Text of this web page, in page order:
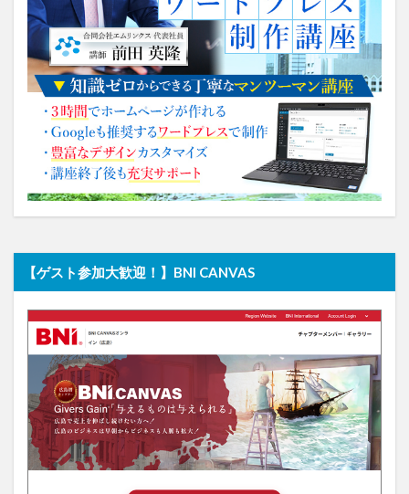
【ゲスト参加大歓迎！】BNI CANVAS